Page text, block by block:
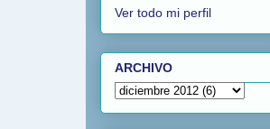
Ver todo mi perfil
ARCHIVO